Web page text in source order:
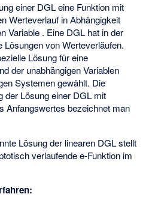
einer DGL eine Funktion mit
Werteverlauf in Abhängigkeit
Variable . Eine DGL hat in der
Lösungen von Werteverläufen.
Lösung für eine
der unabhängigen Variablen
Systemengewählt. Die
der Lösung einer DGL mit
Anfangswertes bezeichnet man
Lösung der linearen DGLstellt
verlaufende e-Funktion im